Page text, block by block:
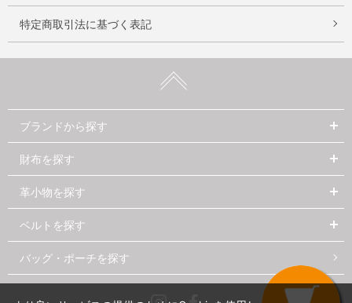
特定商取引法に基づく表記
ブランドから探す
財布を探す
革小物を探す
ベルトを探す
バッグ・ポーチを探す
InstagramFacebook